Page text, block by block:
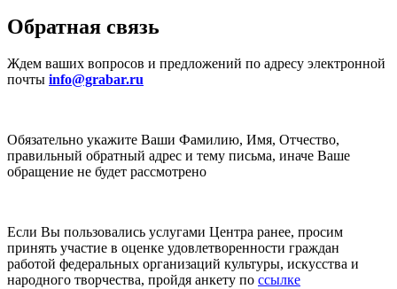
Обратная связь
Ждем ваших вопросов и предложений по адресу электронной
почты info@grabar.ru
Обязательно укажите Ваши Фамилию, Имя, Отчество,
правильный обратный адрес и тему письма, иначе Ваше
обращение не будет рассмотрено
Если Вы пользовались услугами Центра ранее, просим
принять участие в оценке удовлетворенности граждан
работой федеральных организаций культуры, искусства и
народного творчества, пройдя анкету по ссылке